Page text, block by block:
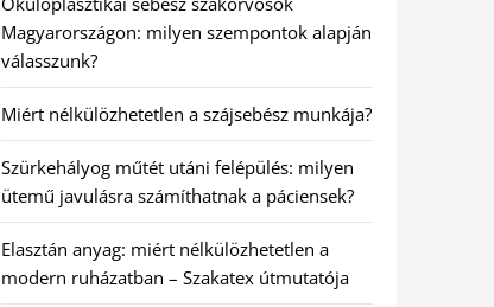
Magyarországon: milyen szempontok alapján
válasszunk?
Miért nélkülözhetetlen a szájsebész munkája?
Szürkehályog műtét utáni felépülés: milyen
ütemű javulásra számíthatnak a páciensek?
Elasztán anyag: miért nélkülözhetetlen a
modern ruházatban – Szakatex útmutatója